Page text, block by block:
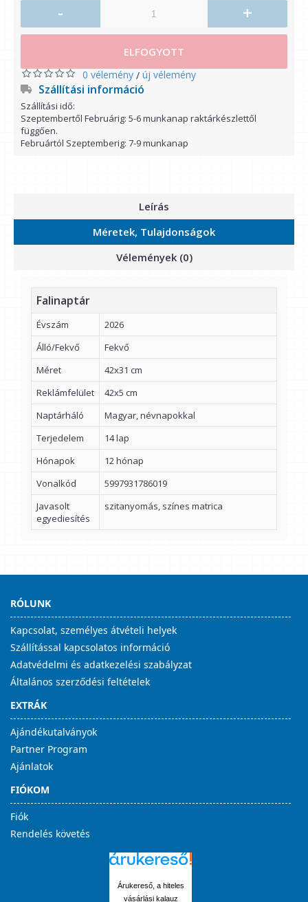
- +
ELFOGYOTT
0 vélemény / új vélemény
Szállítási információ
Szállítási idő:
Szeptembertől Februárig: 5-6 munkanap raktárkészlettől
függően.
Februártól Szeptemberig: 7-9 munkanap
Leírás
Méretek, Tulajdonságok
Vélemények (0)
Falinaptár
Évszám
2026
Álló/Fekvő
Fekvő
Méret
42x31 cm
Reklámfelület
42x5 cm
Naptárháló
Magyar, névnapokkal
Terjedelem
14 lap
Hónapok
12 hónap
Vonalkód
5997931786019
Javasolt
egyediesítés
szitanyomás, színes matrica
RÓLUNK
Kapcsolat, személyes átvételi helyek
Szállítással kapcsolatos információ
Adatvédelmi és adatkezelési szabályzat
Általános szerződési feltételek
EXTRÁK
Ajándékutalványok
Partner Program
Ajánlatok
FIÓKOM
Fiók
Rendelés követés
Árukereső, a hiteles
vásárlási kalauz